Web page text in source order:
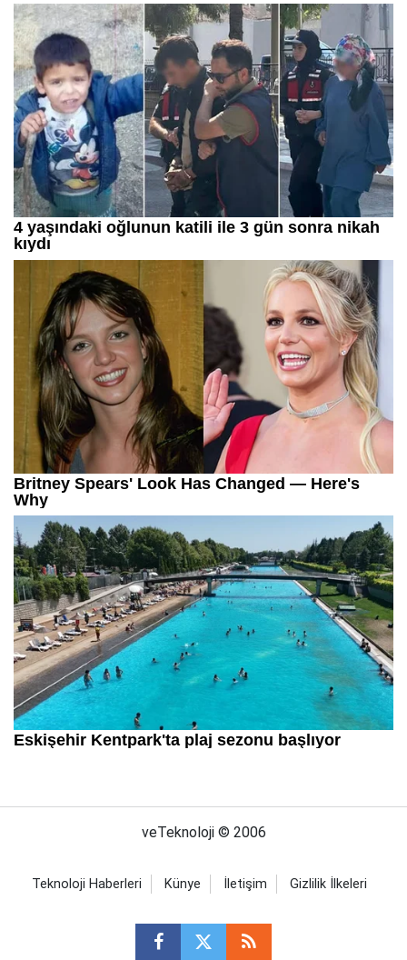
veTeknoloji © 2006
Teknoloji Haberleri Künye İletişim Gizlilik İlkeleri